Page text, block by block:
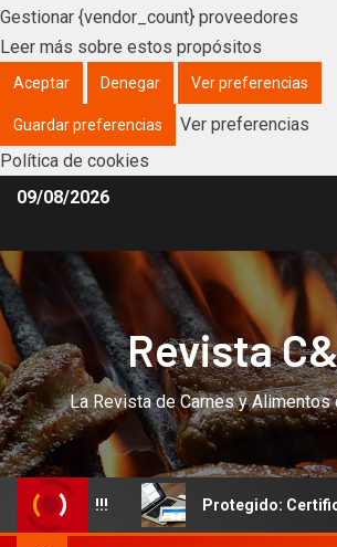
Gestionar {vendor_count} proveedores
Leer más sobre estos propósitos
Aceptar Denegar Ver preferencias
Guardar preferencias
Ver preferencias
Política de cookies
09/08/2026
Revista
La Revista de Carnes y Alimentos
Protegido: Certificado